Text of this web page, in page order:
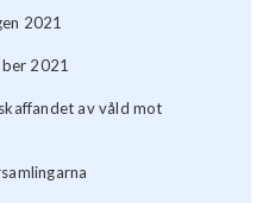
2021
2021
av våld mot